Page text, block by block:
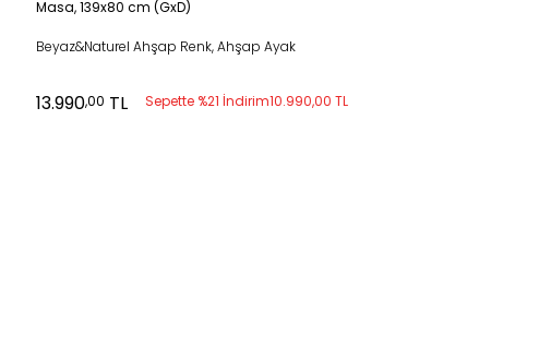
Masa, 139x80 cm (GxD)
Beyaz&Naturel Ahşap Renk, Ahşap Ayak
13.990,00 TL Sepette %21 İndirim10.990,00 TL